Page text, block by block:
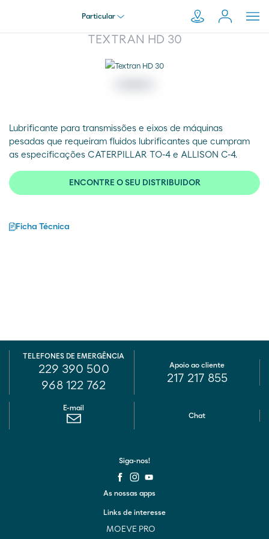
Particular
Distribuidor
Transportador
TEXTRAN HD 30
Lubrificante para transmissões e eixos de máquinas
pesadas que requeiram fluidos lubrificantes que cumpram
as especificações CATERPILLAR TO-4 e ALLISON C-4.
ENCONTRE O SEU DISTRIBUIDOR
Ficha Técnica
TELEFONES DE EMERGÊNCIA
229 390 500
968 122 762
E-mail
Chat
Apoio ao cliente
217 217 855
Links de interesse
MOEVE PRO
As nossas apps
Siga-nos!